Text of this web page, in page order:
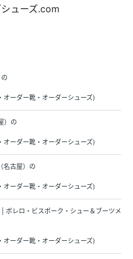
ューズ.com
オーダー靴・オーダーシューズ)
）の
オーダー靴・オーダーシューズ)
名古屋）の
オーダー靴・オーダーシューズ)
レロ・ビスポーク・シュー＆ブーツメ
オーダー靴・オーダーシューズ)